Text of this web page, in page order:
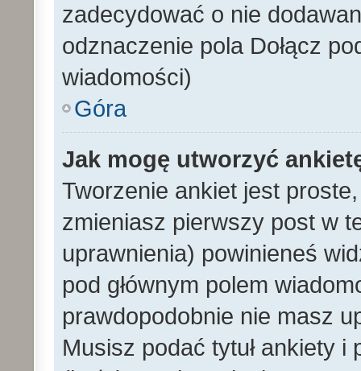
zadecydować o nie
odznaczenie pola Dołącz
wiadomości)
Góra
Jak mogę utworzyć
Tworzenie ankiet jest
zmieniasz pierwszy post w
uprawnienia) powinieneś
pod głównym polem
prawdopodobnie nie masz
Musisz podać tytuł ankiety